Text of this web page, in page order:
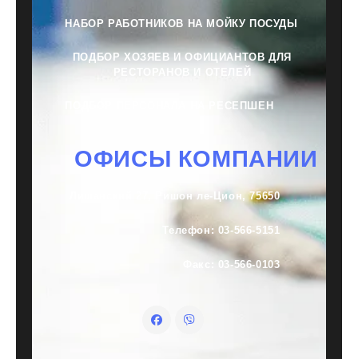
НАБОР РАБОТНИКОВ НА МОЙКУ ПОСУДЫ
ПОДБОР ХОЗЯЕВ И ОФИЦИАНТОВ ДЛЯ
РЕСТОРАНОВ И ОТЕЛЕЙ
ПОДБОР ПЕРСОНАЛА НА РЕСЕПШЕН
ОФИСЫ КОМПАНИИ
Лишанский 27, Ришон ле-Цион, 75650
Телефон: 03-566-5151
Факс: 03-566-0103